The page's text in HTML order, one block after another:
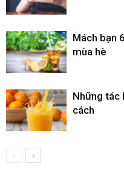
Mách bạn
mùa hè
Những tác
cách